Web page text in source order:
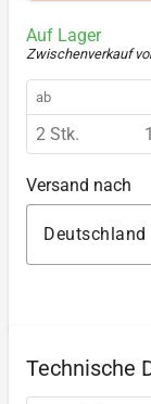
Auf Lager
Zwischenverkauf
ab
2 Stk.
Versand nach
Deutschland
Technische